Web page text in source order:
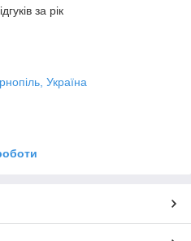
за рік
Україна